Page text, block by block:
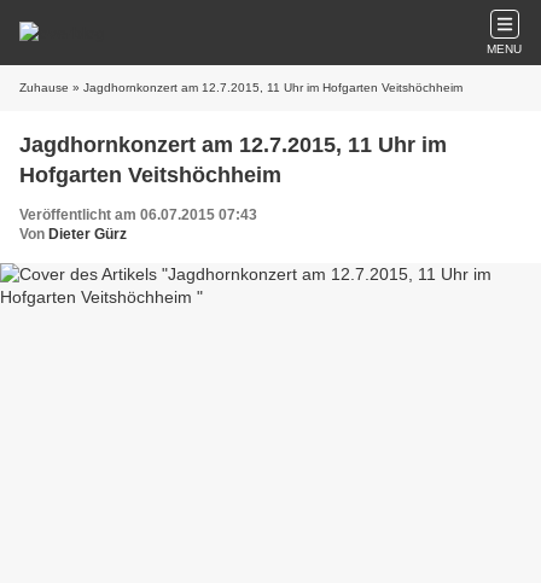
MENU
Zuhause » Jagdhornkonzert am 12.7.2015, 11 Uhr im Hofgarten Veitshöchheim
Jagdhornkonzert am 12.7.2015, 11 Uhr im
Hofgarten Veitshöchheim
Veröffentlicht am 06.07.2015 07:43
Von Dieter Gürz